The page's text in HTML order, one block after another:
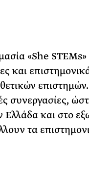
«She STEMs»
και
επιστημών.
συνεργασίες,
Ελλάδα και στο
τα